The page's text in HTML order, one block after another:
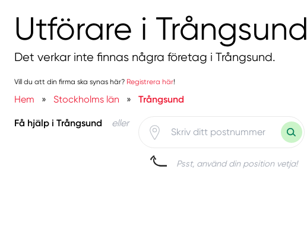
Utförare i Trångsund
Det verkar inte finnas några företag i Trångsund.
Vill du att din firma ska synas här? Registrera här!
Hem » Stockholms län » Trångsund
Få hjälp i Trångsund eller
Psst, använd din position vetja!